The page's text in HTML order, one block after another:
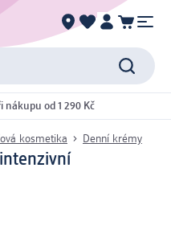
nákupu od 1 290 Kč
kosmetika Denní krémy